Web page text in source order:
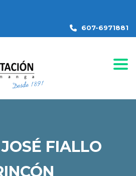
607-6971881
FIALLO